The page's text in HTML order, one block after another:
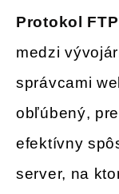
Protokol
medzi
správcami
obľúbený,
efektívny
server, na